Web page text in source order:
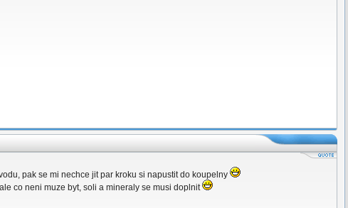
pak se mi nechce jit par kroku si napustit do koupelny
ale co neni muze byt, soli a mineraly se musi doplnit